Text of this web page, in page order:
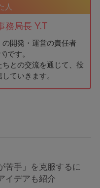
人
務局長 Y.T
の開発・運営の責任者
です。
との交流を通じて、役
ていきます。
苦手」を克服するに
イデアも紹介